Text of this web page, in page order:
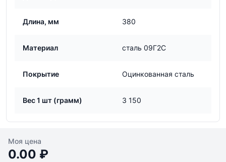
Длина, мм 380
Материал сталь 09Г2С
Покрытие Оцинкованная сталь
Вес 1 шт (грамм) 3 150
Моя цена
0.00 ₽